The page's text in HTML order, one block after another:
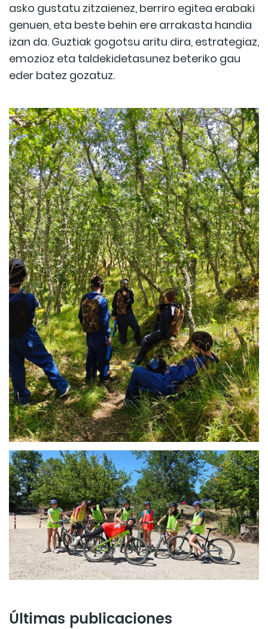
asko gustatu zitzaienez, berriro egitea erabaki
genuen, eta beste behin ere arrakasta handia
izan da. Guztiak gogotsu aritu dira, estrategiaz,
emozioz eta taldekidetasunez beteriko gau
eder batez gozatuz.
Últimas publicaciones